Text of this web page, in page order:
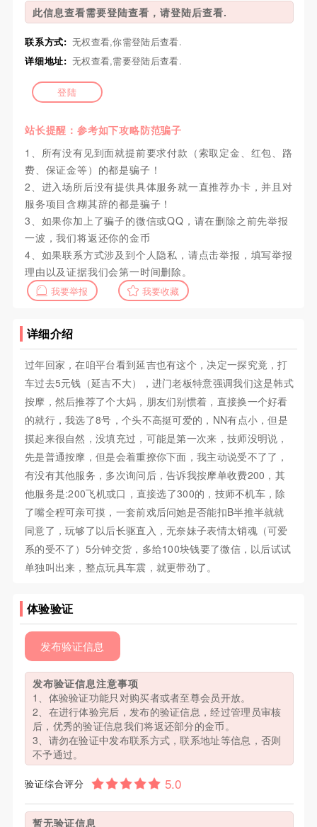
此信息查看需要登陆查看，请登陆后查看.
联系方式: 无权查看,你需登陆后查看.
详细地址: 无权查看,需要登陆后查看.
登陆
站长提醒：参考如下攻略防范骗子
1、所有没有见到面就提前要求付款（索取定金、红包、路
费、保证金等）的都是骗子！
2、进入场所后没有提供具体服务就一直推荐办卡，并且对
服务项目含糊其辞的都是骗子！
3、如果你加上了骗子的微信或QQ，请在删除之前先举报
一波，我们将返还你的金币
4、如果联系方式涉及到个人隐私，请点击举报，填写举报
理由以及证据我们会第一时间删除。
我要举报 我要收藏
详细介绍
过年回家，在咱平台看到延吉也有这个，决定一探究竟，打
车过去5元钱（延吉不大），进门老板特意强调我们这是韩式
按摩，然后推荐了个大妈，朋友们别惯着，直接换一个好看
的就行，我选了8号，个头不高挺可爱的，NN有点小，但是
摸起来很自然，没填充过，可能是第一次来，技师没明说，
先是普通按摩，但是会着重撩你下面，我主动说受不了了，
有没有其他服务，多次询问后，告诉我按摩单收费200，其
他服务是:200飞机或口，直接选了300的，技师不机车，除
了嘴全程可亲可摸，一套前戏后问她是否能扣B半推半就就
同意了，玩够了以后长驱直入，无奈妹子表情太销魂（可爱
系的受不了）5分钟交货，多给100块钱要了微信，以后试试
单独叫出来，整点玩具车震，就更带劲了。
体验验证
发布验证信息
发布验证信息注意事项
1、体验验证功能只对购买者或者至尊会员开放。
2、在进行体验完后，发布的验证信息，经过管理员审核
后，优秀的验证信息我们将返还部分的金币。
3、请勿在验证中发布联系方式，联系地址等信息，否则
不予通过。
验证综合评分
暂无验证信息